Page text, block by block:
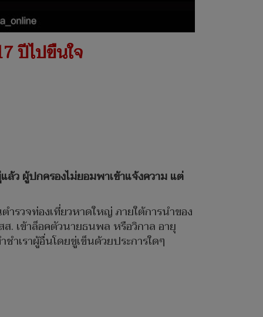
ปีไปขืนใจ
ว ผู้ปกครองไม่ยอมพาเข้าแจ้งความ แต่
รวจท่องเที่ยวหาดใหญ่ ภายใต้การนำของ
เข้าล็อคตัวนายธนพล หรือวิกาล อายุ
เราผู้อื่นโดยขู่เข็นด้วยประการใดๆ